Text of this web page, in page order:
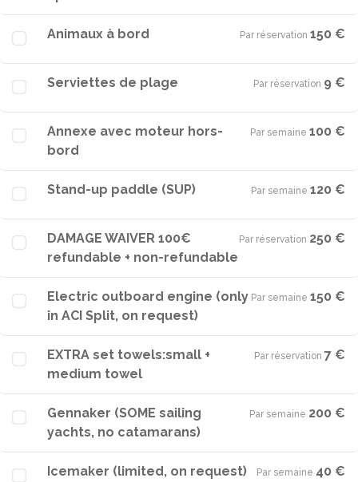
Animaux à bord Par réservation·150 €
Serviettes de plage Par réservation·9 €
Annexe avec moteur hors-
bord
Par semaine·100 €
Stand-up paddle (SUP) Par semaine·120 €
DAMAGE WAIVER 100€
refundable + non-refundable
Par réservation·250 €
Electric outboard engine (only
in ACI Split, on request)
Par semaine·150 €
EXTRA set towels:small +
medium towel
Par réservation·7 €
Gennaker (SOME sailing
yachts, no catamarans)
Par semaine·200 €
Icemaker (limited, on request) Par semaine·40 €